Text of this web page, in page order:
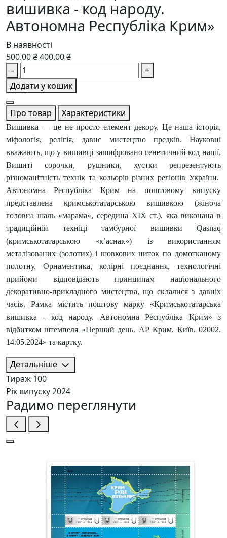
вишивка - код народу.
Автономна Республіка Крим»
В наявності
500.00 ₴400.00 ₴
–
+
Додати у кошик
Про товар Характеристики
Вишивка — це не просто елемент декору. Це наша історія,
міфологія, релігія, давнє мистецтво предків. Науковці
вважають, що у вишивці зашифровано генетичний код нації.
Вишиті сорочки, рушники, хустки репрезентують
різноманітність технік та кольорів різних регіонів України.
Автономна Республіка Крим на поштовому випуску
представлена кримськотатарською вишивкою (жіноча
головна шаль «марама», середина ХІХ ст.), яка виконана в
традиційній техніці тамбурної вишивки Qasnaq
(кримськотатарською «к’аснак») із використанням
металізованих (золотих) і шовкових ниток по домотканому
полотну. Орнаментика, колірні поєднання, технологічні
прийоми відповідають принципам національного
декоративно-прикладного мистецтва, що склалися з давніх
часів. Рамка містить поштову марку «Кримськотатарська
вишивка - код народу. Автономна Республіка Крим» з
відбитком штемпеля «Перший день. АР Крим. Київ. 02002.
14.05.2024» та картку.
Детальніше
Тираж 100
Рік випуску2024
Радимо переглянути